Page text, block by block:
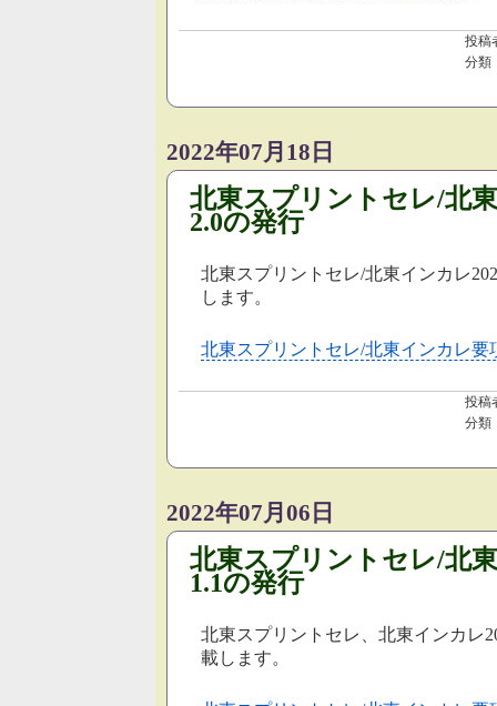
投稿
分類
2022年07月18日
北東スプリントセレ/北
2.0の発行
北東スプリントセレ/北東インカレ
します。
北東スプリントセレ/北東インカレ要
投稿
分類
2022年07月06日
北東スプリントセレ/北
1.1の発行
北東スプリントセレ、北東インカレ
載します。